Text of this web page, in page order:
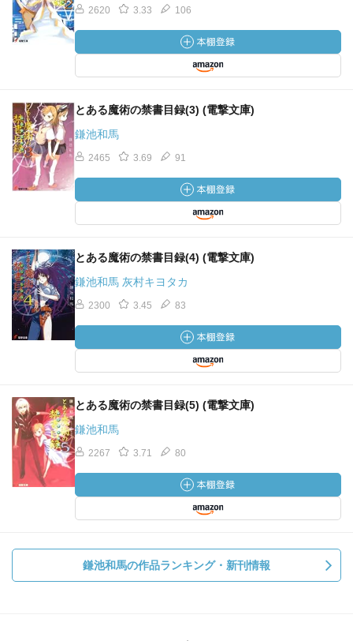
2620 3.33 106
とある魔術の禁書目録(3) (電撃文庫)
鎌池和馬
2465 3.69 91
とある魔術の禁書目録(4) (電撃文庫)
鎌池和馬 灰村キヨタカ
2300 3.45 83
とある魔術の禁書目録(5) (電撃文庫)
鎌池和馬
2267 3.71 80
鎌池和馬の作品ランキング・新刊情報